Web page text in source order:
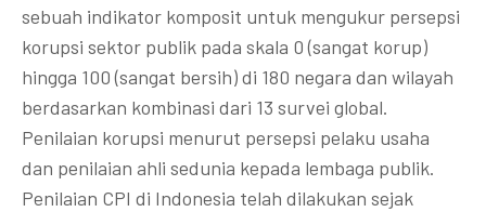
sebuah indikator komposit untuk mengukur persepsi
korupsi sektor publik pada skala 0 (sangat korup)
hingga 100 (sangat bersih) di 180 negara dan wilayah
berdasarkan kombinasi dari 13 survei global.
Penilaian korupsi menurut persepsi pelaku usaha
dan penilaian ahli sedunia kepada lembaga publik.
Penilaian CPI di Indonesia telah dilakukan sejak